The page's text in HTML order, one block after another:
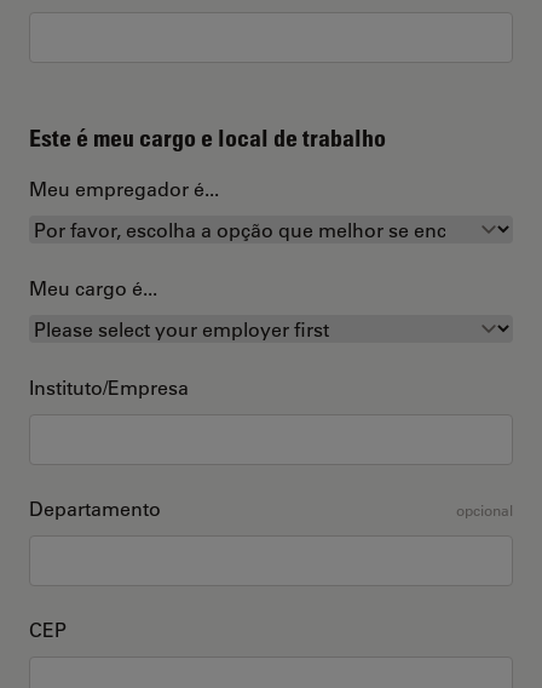
Este é meu cargo e local de trabalho
Meu empregador é...
Meu cargo é...
Instituto/Empresa
Departamento opcional
CEP